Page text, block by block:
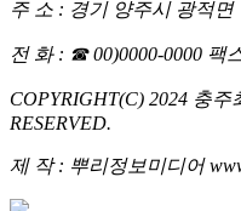
주 소 : 경기 양주시 광적면
전 화 : ☎ 00)0000-0000 팩
COPYRIGHT(C) 2024 충
RESERVED.
제 작 : 뿌리정보미디어